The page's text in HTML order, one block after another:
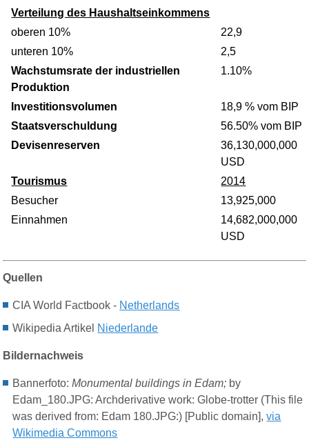
Verteilung des Haushaltseinkommens
oberen 10%
22,9
unteren 10%
2,5
Wachstumsrate der industriellen
Produktion
1.10%
Investitionsvolumen
18,9 % vom BIP
Staatsverschuldung
56.50% vom BIP
Devisenreserven
36,130,000,000
USD
Tourismus
2014
Besucher
13,925,000
Einnahmen
14,682,000,000
USD
Quellen
CIA World Factbook - Netherlands
Wikipedia Artikel Niederlande
Bildernachweis
Bannerfoto: Monumental buildings in Edam; by
Edam_180.JPG: Archderivative work: Globe-trotter (This file
was derived from: Edam 180.JPG:) [Public domain],via
Wikimedia Commons